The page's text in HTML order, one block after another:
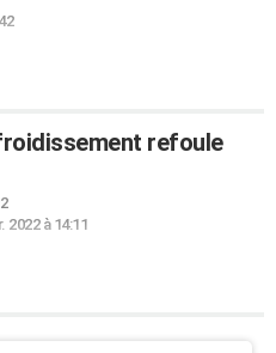
refoule
2022 à 14:11